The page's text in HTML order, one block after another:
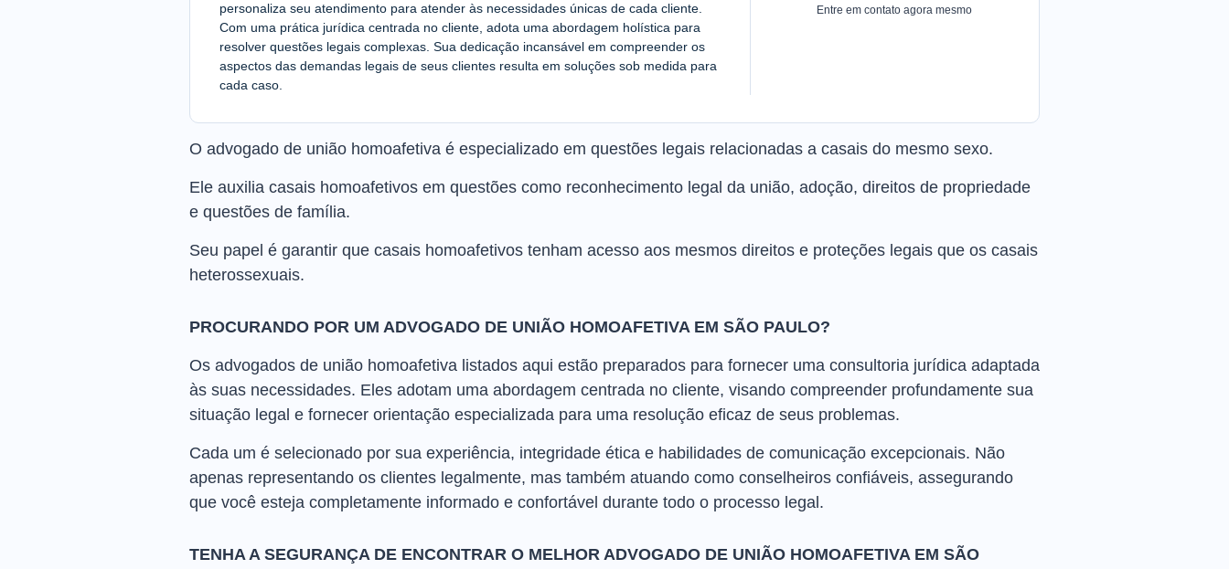
personaliza seu atendimento para atender às necessidades únicas de cada cliente.
Com uma prática jurídica centrada no cliente, adota uma abordagem holística para
resolver questões legais complexas. Sua dedicação incansável em compreender os
aspectos das demandas legais de seus clientes resulta em soluções sob medida para
cada caso.
Entre em contato agora mesmo
O advogado de união homoafetiva é especializado em questões legais relacionadas a casais do mesmo sexo.
Ele auxilia casais homoafetivos em questões como reconhecimento legal da união, adoção, direitos de propriedade
e questões de família.
Seu papel é garantir que casais homoafetivos tenham acesso aos mesmos direitos e proteções legais que os casais
heterossexuais.
PROCURANDO POR UM ADVOGADO DE UNIÃO HOMOAFETIVA EM SÃO PAULO?
Os advogados de união homoafetiva listados aqui estão preparados para fornecer uma consultoria jurídica adaptada
às suas necessidades. Eles adotam uma abordagem centrada no cliente, visando compreender profundamente sua
situação legal e fornecer orientação especializada para uma resolução eficaz de seus problemas.
Cada um é selecionado por sua experiência, integridade ética e habilidades de comunicação excepcionais. Não
apenas representando os clientes legalmente, mas também atuando como conselheiros confiáveis, assegurando
que você esteja completamente informado e confortável durante todo o processo legal.
TENHA A SEGURANÇA DE ENCONTRAR O MELHOR ADVOGADO DE UNIÃO HOMOAFETIVA EM SÃO